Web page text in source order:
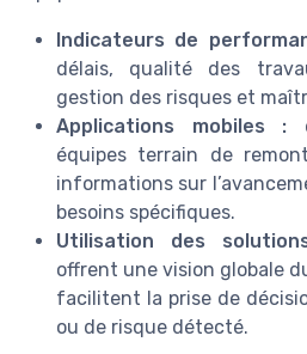
Indicateurs de
délais, qualité des
gestion des risques et
Applications mobiles :
équipes terrain de
informations sur
besoins spécifiques.
Utilisation des
offrent une vision globale
facilitent la prise de
ou de risque détecté.